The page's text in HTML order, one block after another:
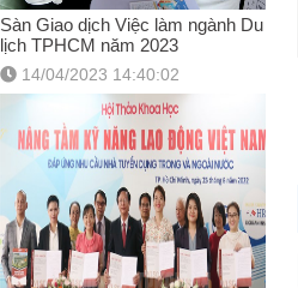
Sàn Giao dịch Việc làm ngành Du
lịch TPHCM năm 2023
14/04/2023 14:40:02